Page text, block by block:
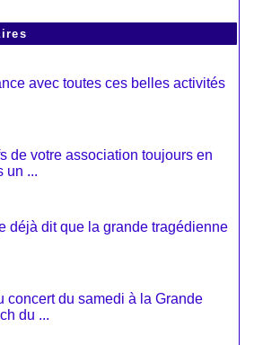
avec toutes ces belles activités
de votre association toujours en
un ...
déjà dit que la grande tragédienne
concert du samedi à la Grande
du ...